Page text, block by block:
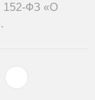
152-ФЗ «О